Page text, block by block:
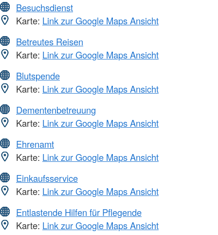
Besuchsdienst
Karte: Link zur Google Maps Ansicht
Betreutes Reisen
Karte: Link zur Google Maps Ansicht
Blutspende
Karte: Link zur Google Maps Ansicht
Dementenbetreuung
Karte: Link zur Google Maps Ansicht
Ehrenamt
Karte: Link zur Google Maps Ansicht
Einkaufsservice
Karte: Link zur Google Maps Ansicht
Entlastende Hilfen für Pflegende
Karte: Link zur Google Maps Ansicht